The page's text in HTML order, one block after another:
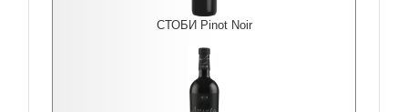
СТОБИ Pinot Noir